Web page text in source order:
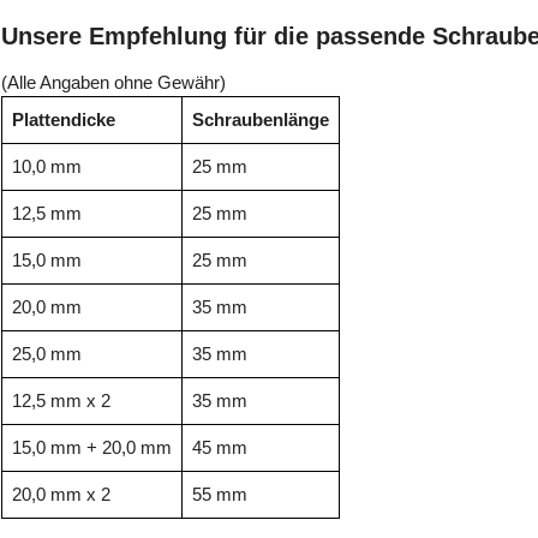
Unsere Empfehlung für die passende
(Alle Angaben ohne Gewähr)
Plattendicke
Schraubenlänge
10,0 mm 25 mm
12,5 mm 25 mm
15,0 mm 25 mm
20,0 mm 35 mm
25,0 mm 35 mm
12,5 mm x 2 35 mm
15,0 mm + 20,0 mm 45 mm
20,0 mm x 2 55 mm